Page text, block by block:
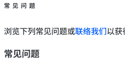
常见问题
浏览下列常见问题或联络我们以获
常见问题